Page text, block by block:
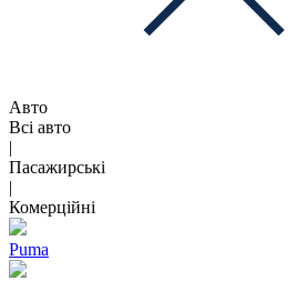
Авто
Всі авто
|
Пасажирські
|
Комерційні
Puma